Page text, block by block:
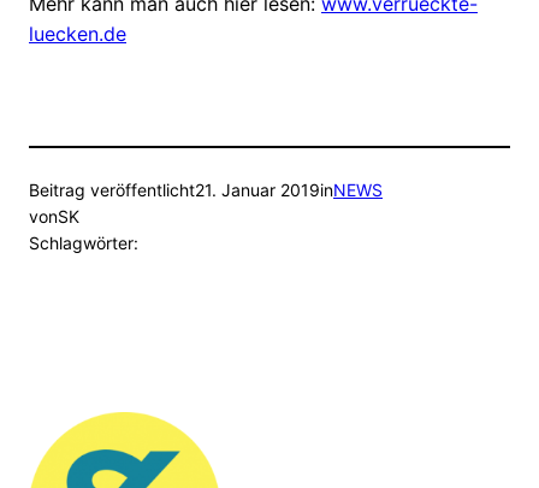
luecken.de
Beitrag veröffentlicht21. Januar 2019inNEWS
vonSK
Schlagwörter: